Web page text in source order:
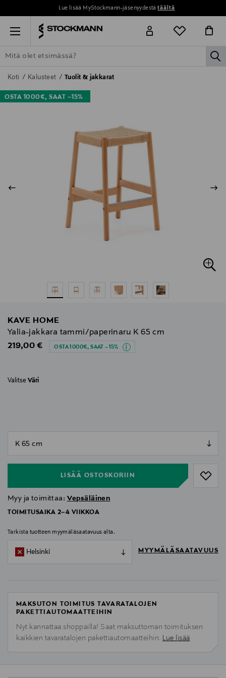
Lue lisää MyStockmann-jäsenyydestätäältä
Menu
ETSI KAIKKI NAISET MIEHET
Koti Kalusteet Tuolit & jakkarat
OSTA 1000€, SAAT –15%
KAVE HOME
Yalia-jakkara tammi/paperinaru K 65 cm
Original Price
219,00 € OSTA 1000€, SAAT –15%
Valitse Väri
LISÄÄ OSTOSKORIIN
Myy ja toimittaa: Vepsäläinen
TOIMITUSAIKA 2–4 VIIKKOA
Tarkista tuotteen myymäläsaatavuus alta.
Helsinki MYYMÄLÄSAATAVUUS
MAKSUTON TOIMITUS TAVARATALOJEN
PAKETTIAUTOMAATTEIHIN
Nyt kannattaa shoppailla! Saat maksuttoman toimituksen
kaikkien tavaratalojen pakettiautomaatteihin. Lue lisää